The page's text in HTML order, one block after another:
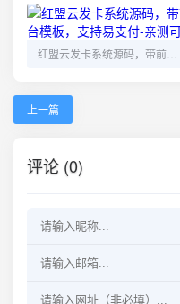
上一篇
评论 (0)